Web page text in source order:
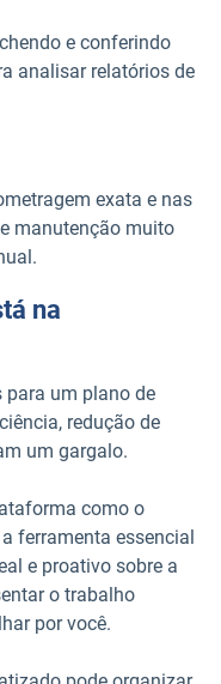
e conferindo
analisar relatórios de
exata e nas
manutenção muito
na
para um plano de
redução de
um gargalo.
como o
ferramenta essencial
e proativo sobre a
o trabalho
por você.